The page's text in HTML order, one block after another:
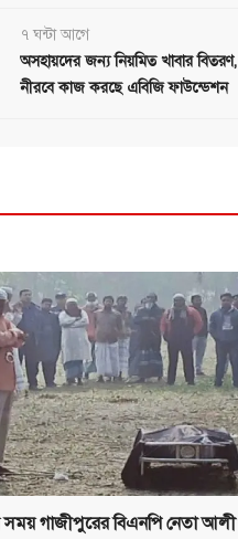
৭ ঘন্টা আগে
অসহায়দের জন্য নিয়মিত খাবার বিতরণ,
নীরবে কাজ করছে এবিজি ফাউন্ডেশন
সময় গাজীপুরের বিএনপি নেতা আলী